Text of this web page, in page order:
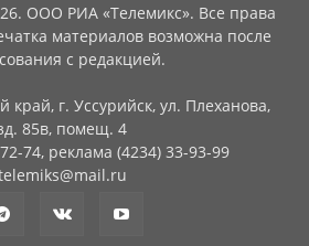
ООО РИА «Телемикс». Все права
материалов возможна после
с редакцией.
край, г. Уссурийск, ул. Плеханова,
85в, помещ. 4
74, реклама (4234) 33-93-99